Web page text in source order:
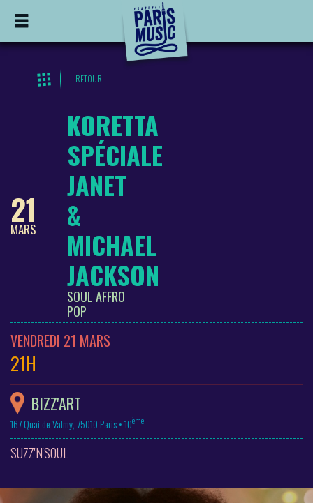
RETOUR
21
MARS
KORETTA
SPÉCIALE
JANET
&
MICHAEL
JACKSON
SOUL AFFRO
POP
VENDREDI 21 MARS
21H
BIZZ'ART
167 Quai de Valmy, 75010 Paris • 10ème
SUZZ'N'SOUL